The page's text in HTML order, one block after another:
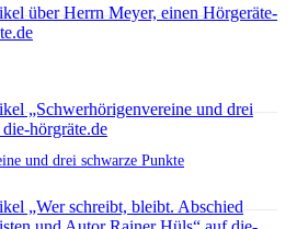
und drei schwarze Punkte